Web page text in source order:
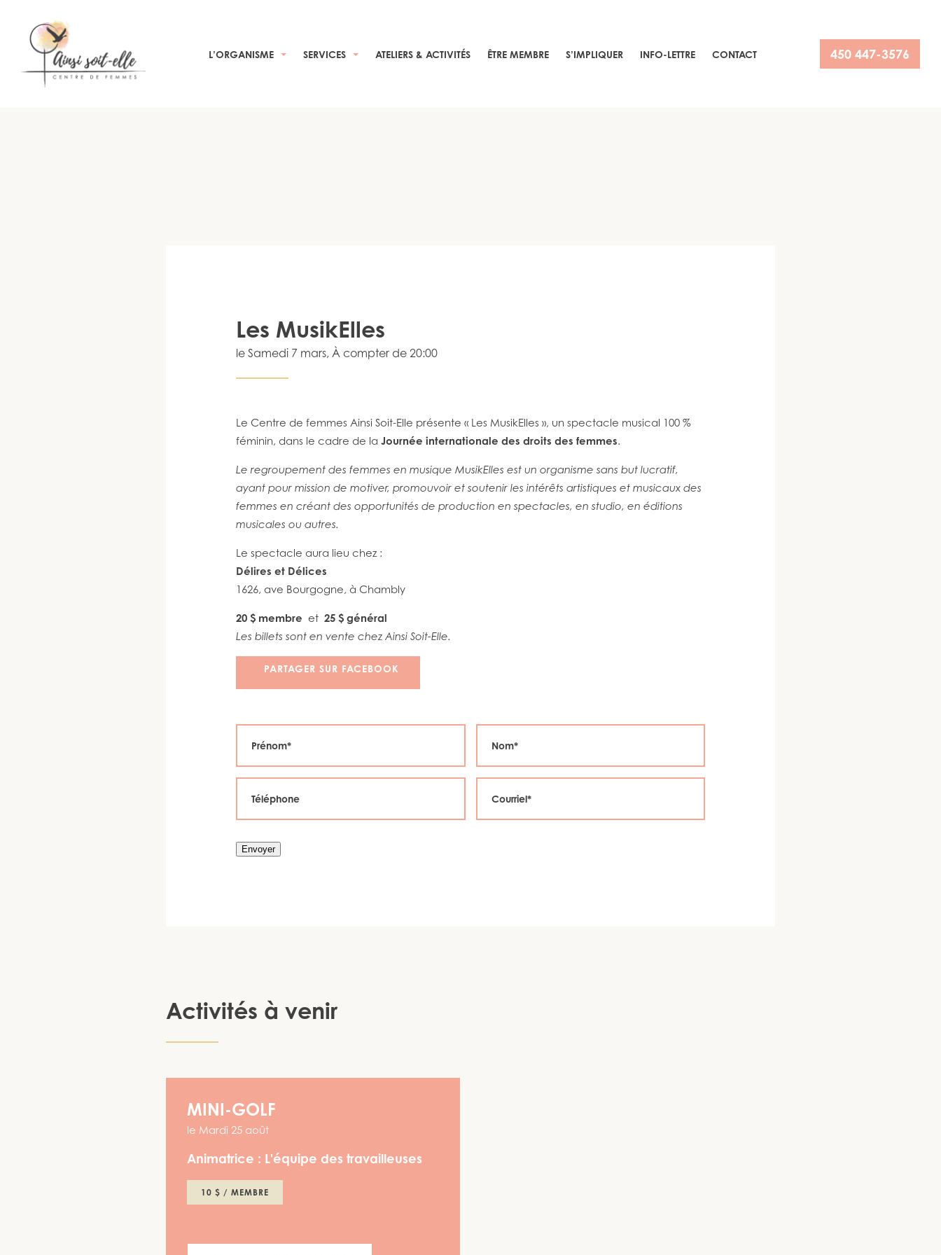
L’ORGANISME SERVICES ATELIERS & ACTIVITÉS ÊTRE MEMBRE S’IMPLIQUER INFO-LETTRE CONTACT 450 447-3576
Les MusikElles
le Samedi 7 mars, À compter de 20:00
Le Centre de femmes Ainsi Soit-Elle présente « Les MusikElles », un spectacle musical 100 %
féminin, dans le cadre de la Journée internationale des droits des femmes.
Le regroupement des femmes en musique MusikElles est un organisme sans but lucratif,
ayant pour mission de motiver, promouvoir et soutenir les intérêts artistiques et musicaux des
femmes en créant des opportunités de production en spectacles, en studio, en éditions
musicales ou autres.
Le spectacle aura lieu chez :
Délires et Délices
1626, ave Bourgogne, à Chambly
20 $ membre et 25 $ général
Les billets sont en vente chez Ainsi Soit-Elle.
PARTAGER SUR FACEBOOK
Envoyer
Activités à venir
MINI-GOLF
le Mardi 25 août
Animatrice : L'équipe des travailleuses
10 $ / MEMBRE